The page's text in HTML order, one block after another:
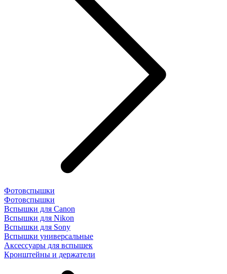
Фотовспышки
Фотовспышки
Вспышки для Canon
Вспышки для Nikon
Вспышки для Sony
Вспышки универсальные
Аксесcуары для вспышек
Кронштейны и держатели